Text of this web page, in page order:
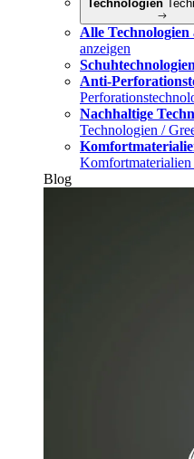
Technologien
Alle Technologien
anzeigen
Schuhtechnologien
Anti-
Nachhaltige
Technologien /
Blog